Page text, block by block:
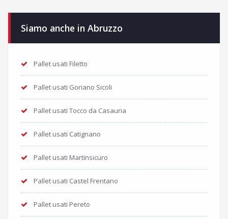
Siamo anche in Abruzzo
Pallet usati Filetto
Pallet usati Goriano Sicoli
Pallet usati Tocco da Casauria
Pallet usati Catignano
Pallet usati Martinsicuro
Pallet usati Castel Frentano
Pallet usati Pereto